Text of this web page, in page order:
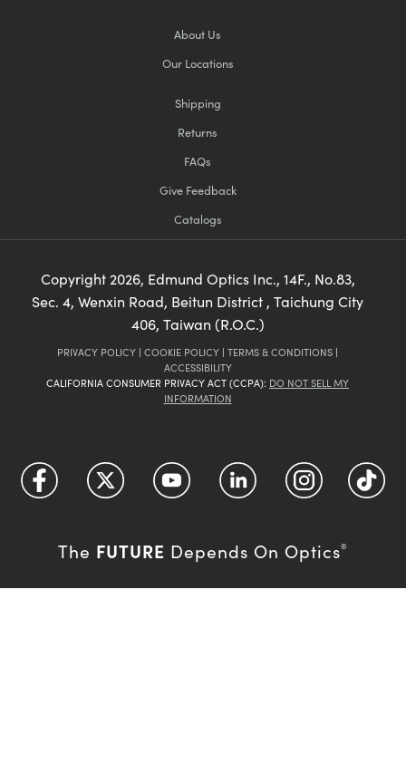
About Us
Our Locations
Shipping
Returns
FAQs
Give Feedback
Catalogs
Copyright 2026, Edmund Optics Inc., 14F., No.83,
Sec. 4, Wenxin Road, Beitun District , Taichung City
406, Taiwan (R.O.C.)
PRIVACY POLICY | COOKIE POLICY | TERMS & CONDITIONS |
ACCESSIBILITY
CALIFORNIA CONSUMER PRIVACY ACT (CCPA): DO NOT SELL MY
INFORMATION
The FUTURE Depends On Optics®